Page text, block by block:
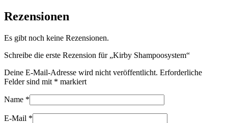
Rezensionen
Es gibt noch keine Rezensionen.
Schreibe die erste Rezension für „Kirby Shampoosystem“
Deine E-Mail-Adresse wird nicht veröffentlicht. Erforderliche
Felder sind mit * markiert
Name *
E-Mail *